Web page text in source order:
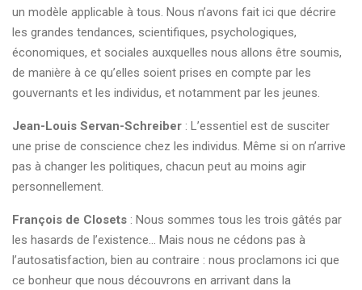
un modèle applicable à tous. Nous n’avons fait ici que décrire
les grandes tendances, scientifiques, psychologiques,
économiques, et sociales auxquelles nous allons être soumis,
de manière à ce qu’elles soient prises en compte par les
gouvernants et les individus, et notamment par les jeunes.
Jean-Louis Servan-Schreiber : L’essentiel est de susciter
une prise de conscience chez les individus. Même si on n’arrive
pas à changer les politiques, chacun peut au moins agir
personnellement.
François de Closets : Nous sommes tous les trois gâtés par
les hasards de l’existence... Mais nous ne cédons pas à
l’autosatisfaction, bien au contraire : nous proclamons ici que
ce bonheur que nous découvrons en arrivant dans la